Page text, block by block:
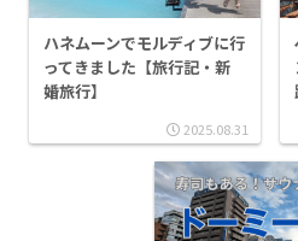
ハネムーンでモルディブに行
ってきました【旅行記・新
婚旅行】
2025.08.31